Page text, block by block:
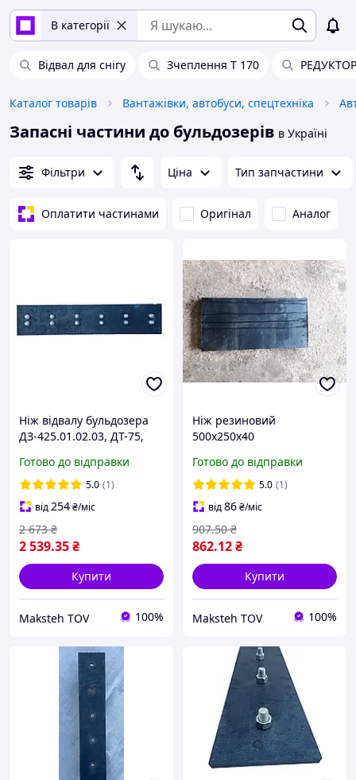
В категорії
Відвал для снігу Зчеплення Т 170
Каталог товарів Вантажівки, автобуси, спецтехніка
Запасні частини до бульдозерів в Україні
Фільтри Ціна Тип запчастини
Оплатити частинами Оригінал Аналог
Ніж відвалу бульдозера
ДЗ-425.01.02.03, ДТ-75,
ріжуча кромка,
болт+гайка подарунок
Готово до відправки
5.0 (1)
від254₴/міс
2 539.35₴
2 673 ₴
Купити
Maksteh TOV 100%
Ніж резиновий
500х250х40
Готово до відправки
5.0 (1)
від86₴/міс
862.12₴
907.50 ₴
Купити
Maksteh TOV 100%